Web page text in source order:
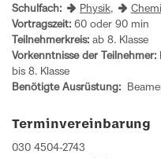
Schulfach:
Physik,
Vortragszeit: 60 oder 90 min
Teilnehmerkreis: ab 8. Klasse
Vorkenntnisse der Teilnehmer:
bis 8. Klasse
Benötigte Ausrüstung:
Terminvereinbarung
030 4504-2743